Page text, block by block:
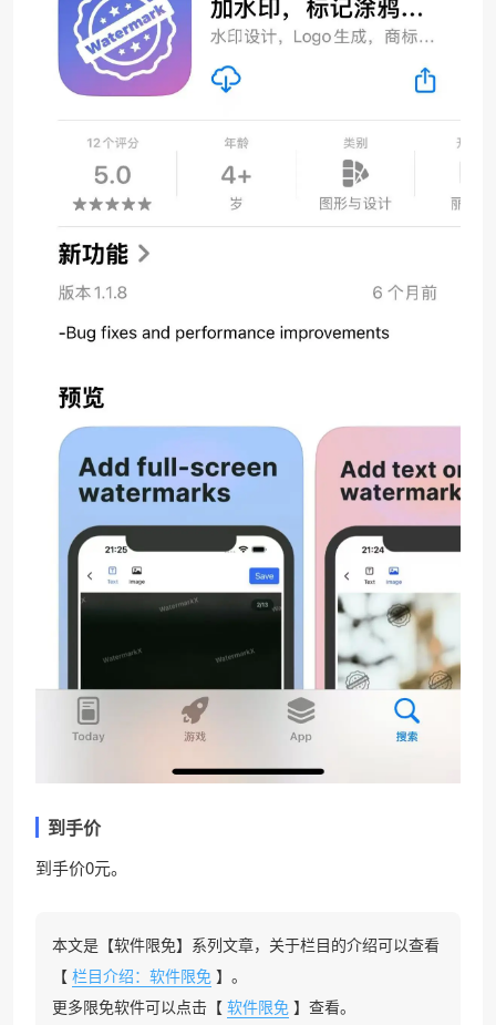
到手价
到手价0元。
本文是【软件限免】系列文章，关于栏目的介绍可以查看
【 栏目介绍：软件限免 】。
更多限免软件可以点击【 软件限免 】查看。